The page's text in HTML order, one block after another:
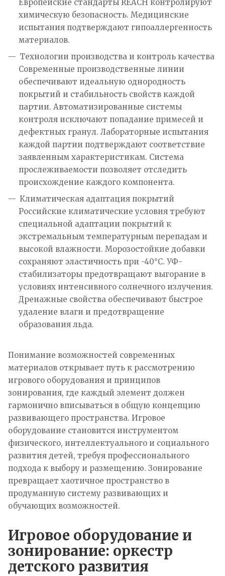
Европейские стандарты REACH контролируют
химическую безопасность. Медицинские
испытания подтверждают гипоаллергенность
материалов.
Технологии производства и контроль качества
Современные производственные линии
обеспечивают идеальную однородность
покрытий и стабильность свойств каждой
партии. Автоматизированные системы
контроля исключают попадание примесей и
дефектных гранул. Лабораторные испытания
каждой партии подтверждают соответствие
заявленным характеристикам. Система
прослеживаемости позволяет отследить
происхождение каждого компонента.
Климатическая адаптация покрытий
Российские климатические условия требуют
специальной адаптации покрытий к
экстремальным температурным перепадам и
высокой влажности. Морозостойкие добавки
сохраняют эластичность при -40°C. УФ-
стабилизаторы предотвращают выгорание в
условиях интенсивного солнечного излучения.
Дренажные свойства обеспечивают быстрое
удаление влаги и предотвращение
образования льда.
Понимание возможностей современных
материалов открывает путь к рассмотрению
игрового оборудования и принципов
зонирования, где каждый элемент должен
гармонично вписываться в общую концепцию
развивающего пространства. Игровое
оборудование становится инструментом
физического, интеллектуального и социального
развития детей, требуя профессионального
подхода к выбору и размещению. Зонирование
превращает хаотичное пространство в
продуманную систему развивающих и
обучающих возможностей.
Игровое оборудование и
зонирование: оркестр
детского развития